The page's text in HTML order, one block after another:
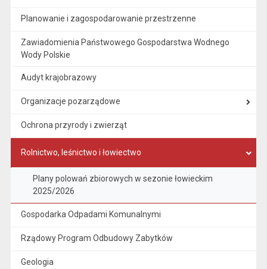
Planowanie i zagospodarowanie przestrzenne
Zawiadomienia Państwowego Gospodarstwa Wodnego
Wody Polskie
Audyt krajobrazowy
Organizacje pozarządowe
Ochrona przyrody i zwierząt
Rolnictwo, leśnictwo i łowiectwo
Plany polowań zbiorowych w sezonie łowieckim
2025/2026
Gospodarka Odpadami Komunalnymi
Rządowy Program Odbudowy Zabytków
Geologia